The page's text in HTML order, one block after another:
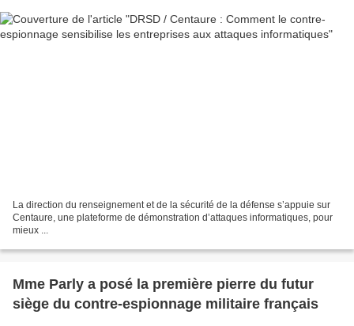
La direction du renseignement et de la sécurité de la défense s’appuie sur
Centaure, une plateforme de démonstration d’attaques informatiques, pour
mieux ...
Mme Parly a posé la première pierre du futur
siège du contre-espionnage militaire français